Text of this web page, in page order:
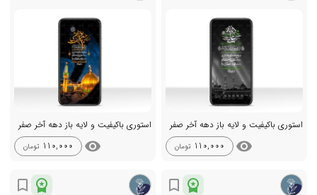
استوری باکیفیت و لایه باز دهه آخر صفر
visibility
110,000 تومان
استوری باکیفیت و لایه باز دهه آخر صفر
visibility
110,000 تومان
workspace_premium
bookmark_border
workspace_premium
bookmark_border